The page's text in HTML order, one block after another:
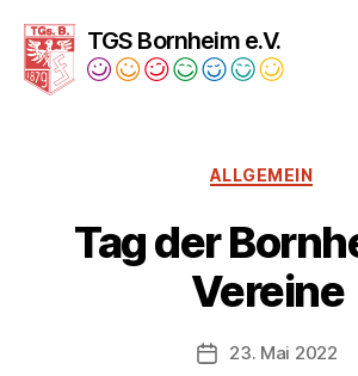
TGS Bornheim e.V.
Kategorien
ALLGEMEIN
Tag der
Vereine
23. Mai 2022